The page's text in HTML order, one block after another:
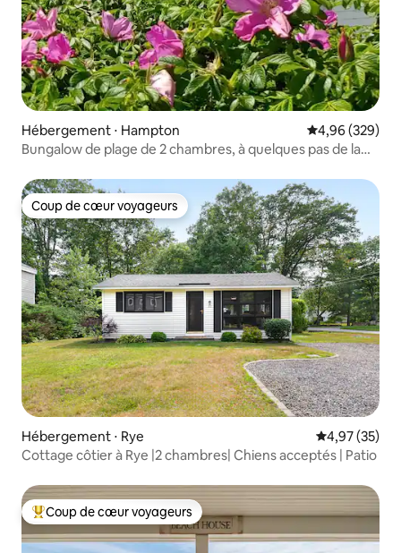
Hébergement ⋅ Hampton Évaluation
4,96 (329)
Bungalow de plage de 2 chambres, à quelques pas de la
Coup de cœur voyageurs
Coup de cœur voyageurs
Hébergement ⋅ Rye Évaluation
4,97 (35)
Cottage côtier à Rye |2 chambres| Chiens acceptés | Patio
Coups de cœur voyageurs les plus appréciés
Coup de cœur voyageurs